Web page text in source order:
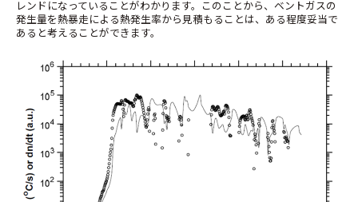
レンドになっていることがわかります。このことから、ベントガスの
発生量を熱暴走による熱発生率から見積もることは、ある程度妥当で
あると考えることができます。